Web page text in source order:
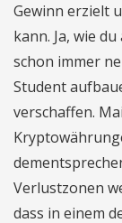
Gewinn erzielt
kann. Ja, wie
schon immer
Student
verschaffen.
Verlustzonen
dass in einem